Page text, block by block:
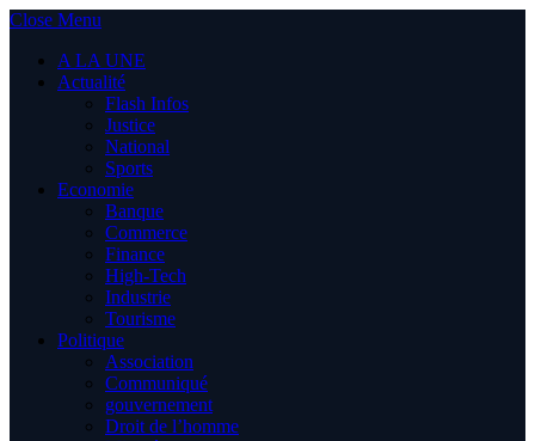
Close Menu
A LA UNE
Actualité
Flash Infos
Justice
National
Sports
Economie
Banque
Commerce
Finance
High-Tech
Industrie
Tourisme
Politique
Association
Communiqué
gouvernement
Droit de l’homme